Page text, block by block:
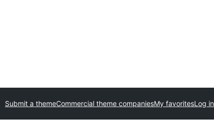
Submit a themeCommercial theme companiesMy favoritesLog in